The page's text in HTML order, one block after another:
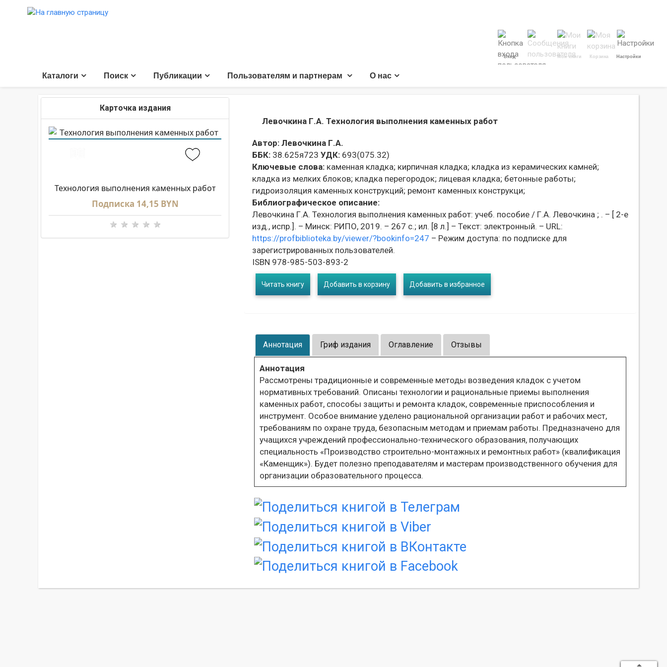
Вход Мои книги Корзина Настройки
Каталоги Поиск Публикации Пользователям и партнерам О нас
Карточка издания
Технология выполнения каменных работ
Подписка 14,15 BYN
Левочкина Г.А. Технология выполнения каменных работ
Автор: Левочкина Г.А.
ББК: 38.625я723 УДК: 693(075.32)
Ключевые слова: каменная кладка; кирпичная кладка; кладка из керамических камней;
кладка из мелких блоков; кладка перегородок; лицевая кладка; бетонные работы;
гидроизоляция каменных конструкций; ремонт каменных конструкци;
Библиографическое описание:
Левочкина Г.А. Технология выполнения каменных работ: учеб. пособие / Г.А. Левочкина ; . – [ 2-е
изд., испр.]. – Минск: РИПО, 2019. – 267 с.; ил. [8 л.] – Текст: электронный. – URL:
https://profbiblioteka.by/viewer/?bookinfo=247 – Режим доступа: по подписке для
зарегистрированных пользователей.
ISBN 978-985-503-893-2
Читать книгу Добавить в корзину Добавить в избранное
Аннотация Гриф издания Оглавление Отзывы
Аннотация
Рассмотрены традиционные и современные методы возведения кладок с учетом
нормативных требований. Описаны технологии и рациональные приемы выполнения
каменных работ, способы защиты и ремонта кладок, современные приспособления и
инструмент. Особое внимание уделено рациональной организации работ и рабочих мест,
требованиям по охране труда, безопасным методам и приемам работы. Предназначено для
учащихся учреждений профессионально-технического образования, получающих
специальность «Производство строительно-монтажных и ремонтных работ» (квалификация
«Каменщик»). Будет полезно преподавателям и мастерам производственного обучения для
организации образовательного процесса.